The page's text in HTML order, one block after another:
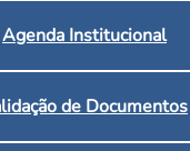
Agenda Institucional
de Documentos